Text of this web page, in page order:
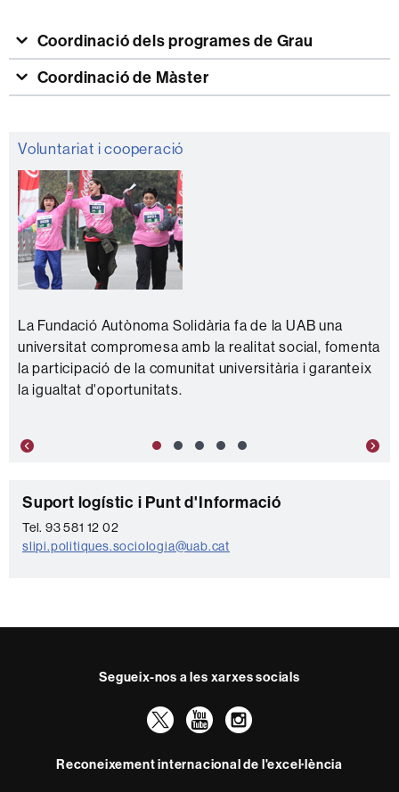
Coordinació dels programes de Grau
Coordinació de Màster
Informació
complementària
Voluntariat i cooperació
La Fundació Autònoma Solidària fa de la UAB una
universitat compromesa amb la realitat social, fomenta
la participació de la comunitat universitària i garanteix
la igualtat d'oportunitats.
C
o
n
c
Suport logístic i Punt d'Informació
Tel. 93 581 12 02
slipi.politiques.sociologia@uab.cat
Segueix-nos a les xarxes socials
TwitterYouTube
Instagram
Reconeixement internacional de l'excel·lència